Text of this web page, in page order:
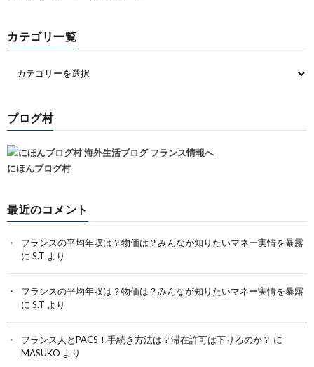
カテゴリ一覧
ブログ村
にほんブログ村
最近のコメント
フランスの平均年収は？物価は？みんなが知りたいマネー実情を暴露
に S.T より
フランスの平均年収は？物価は？みんなが知りたいマネー実情を暴露
に S.T より
フランス人とPACS！手続き方法は？滞在許可は下りるのか？ に
MASUKO より